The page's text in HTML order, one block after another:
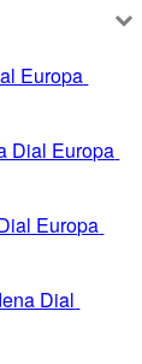
Europa
Dial Europa
Europa
Dial